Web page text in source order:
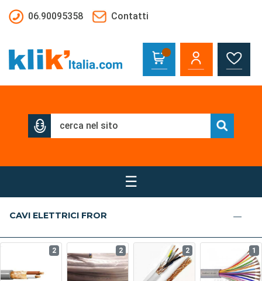
06.90095358
Contatti
☰
CAVI ELETTRICI FROR
2 2 2 1